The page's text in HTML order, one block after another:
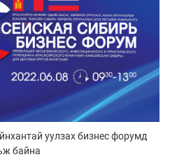
уулзах бизнес форумд
байна